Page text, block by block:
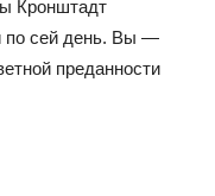
Кронштадт
по сей день. Вы —
преданности